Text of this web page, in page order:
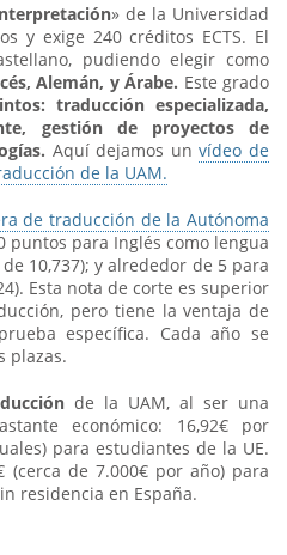
» de la Universidad
y exige 240 créditos ECTS. El
pudiendo elegir como
Alemán, y Árabe. Este grado
traducción especializada,
gestión de proyectos de
Aquí dejamos unvídeo de
de la UAM.
de traducción de la Autónoma
puntos para Inglés como lengua
10,737); y alrededor de 5 para
Esta nota de corte es superior
pero tiene la ventaja de
específica. Cada año se
plazas.
de la UAM, al ser una
económico: 16,92€ por
para estudiantes de la UE.
(cerca de 7.000€ por año) para
residencia en España.